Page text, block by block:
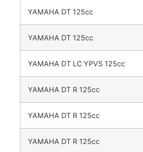
YAMAHA DT 125cc
YAMAHA DT 125cc
YAMAHA DT LC YPVS 125cc
YAMAHA DT R 125cc
YAMAHA DT R 125cc
YAMAHA DT R 125cc